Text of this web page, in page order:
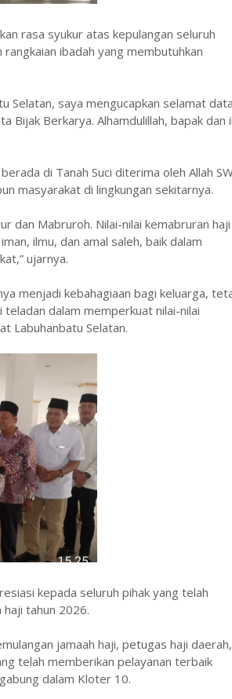
rasa syukur atas kepulangan seluruh
ibadah yang membutuhkan
Selatan, saya mengucapkan selamat
Bijak Berkarya. Alhamdulillah, bapak dan
di Tanah Suci diterima oleh Allah
masyarakat di lingkungan sekitarnya.
dan Mabruroh. Nilai-nilai kemabruran haji
ilmu, dan amal saleh, baik dalam
ujarnya.
menjadi kebahagiaan bagi keluarga,
dalam memperkuat nilai-nilai
Labuhanbatu Selatan.
kepada seluruh pihak yang telah
tahun 2026.
jamaah haji, petugas haji daerah,
telah memberikan pelayanan terbaik
dalam Kloter 10.